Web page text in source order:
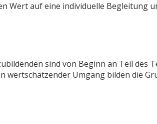
Wert auf eine individuelle Begleitung
sind von Beginn an Teil des
Umgang bilden die